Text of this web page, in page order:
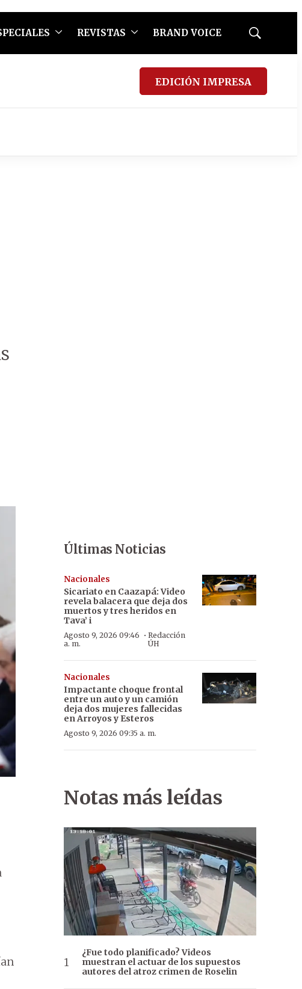
REVISTAS BRAND VOICE
Mostrar
EDICIÓN IMPRESA
Últimas Noticias
Nacionales
Sicariato en Caazapá: Video
revela balacera que deja dos
muertos y tres heridos en
Tava’ i
Agosto 9, 2026 09:46
a. m.
·Redacción
ÚH
Nacionales
Impactante choque frontal
entre un auto y un camión
deja dos mujeres fallecidas
en Arroyos y Esteros
Agosto 9, 2026 09:35 a. m.
Notas más leídas
¿Fue todo planificado? Videos
muestran el actuar de los supuestos
autores del atroz crimen de Roselin